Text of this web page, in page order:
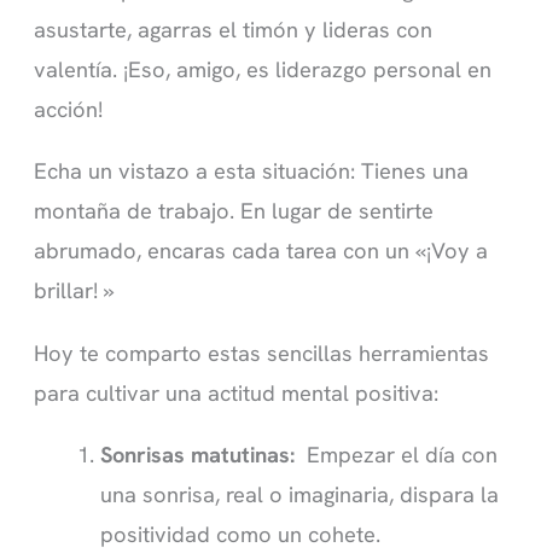
asustarte, agarras el timón y lideras con
valentía. ¡Eso, amigo, es liderazgo personal en
acción!
Echa un vistazo a esta situación: Tienes una
montaña de trabajo. En lugar de sentirte
abrumado, encaras cada tarea con un «¡Voy a
brillar! »
Hoy te comparto estas sencillas herramientas
para cultivar una actitud mental positiva:
Sonrisas matutinas:Empezar el día con
una sonrisa, real o imaginaria, dispara la
positividad como un cohete.